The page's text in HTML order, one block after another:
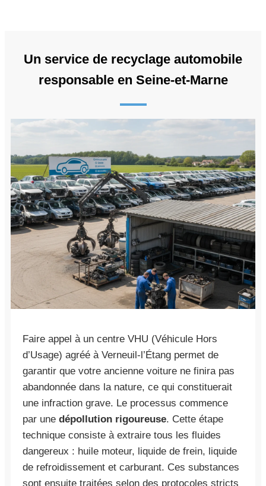
Un service de recyclage automobile
responsable en Seine-et-Marne
Faire appel à un centre VHU (Véhicule Hors
d’Usage) agréé à Verneuil-l’Étang permet de
garantir que votre ancienne voiture ne finira pas
abandonnée dans la nature, ce qui constituerait
une infraction grave. Le processus commence
par une dépollution rigoureuse. Cette étape
technique consiste à extraire tous les fluides
dangereux : huile moteur, liquide de frein, liquide
de refroidissement et carburant. Ces substances
sont ensuite traitées selon des protocoles stricts